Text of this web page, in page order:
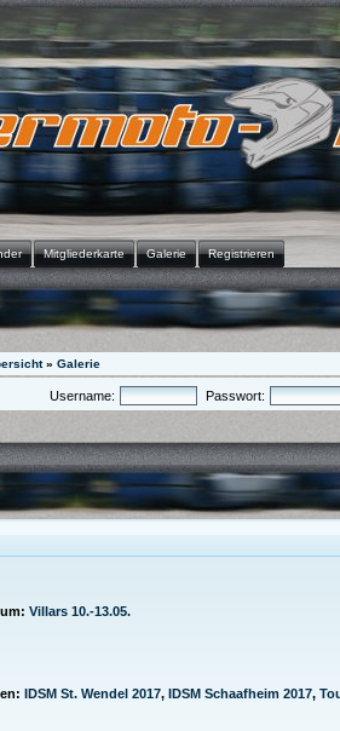
Mitgliederkarte Galerie Registrieren
» Galerie
Username: Passwort:
Villars 10.-13.05.
IDSM St. Wendel 2017, IDSM Schaafheim 2017,